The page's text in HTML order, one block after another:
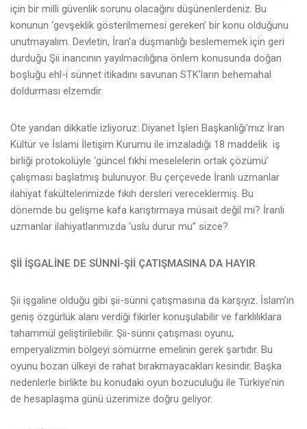
için bir milli güvenlik sorunu olacağını düşünenlerdeniz. Bu
konunun ‘gevşeklik gösterilmemesi gereken’ bir konu olduğunu
unutmayalım. Devletin, İran’a düşmanlığı beslememek için geri
durduğu Şii inancının yayılmacılığına önlem konusunda doğan
boşluğu ehl-i sünnet itikadını savunan STK’ların behemahal
doldurması elzemdir.
Öte yandan dikkatle izliyoruz: Diyanet İşleri Başkanlığı’mız İran
Kültür ve İslami İletişim Kurumu ile imzaladığı 18 maddelik iş
birliği protokolüyle ‘güncel fıkhi meselelerin ortak çözümü’
çalışması başlatmış bulunuyor. Bu çerçevede İranlı uzmanlar
ilahiyat fakültelerimizde fıkıh dersleri vereceklermiş. Bu
dönemde bu gelişme kafa karıştırmaya müsait değil mi? İranlı
uzmanlar ilahiyatlarımızda ‘uslu durur mu” sizce?
Şİİ İŞGALİNE DE SÜNNİ-Şİİ ÇATIŞMASINA DA HAYIR
Şii işgaline olduğu gibi şii-sünni çatışmasına da karşıyız. İslam’ın
geniş özgürlük alanı verdiği fikirler konuşulabilir ve farklılıklara
tahammül geliştirilebilir. Şii-sünni çatışması oyunu,
emperyalizmin bölgeyi sömürme emelinin gerek şartıdır. Bu
oyunu bozan ülkeyi de rahat bırakmayacakları kesindir. Başka
nedenlerle birlikte bu konudaki oyun bozuculuğu ile Türkiye’nin
de hesaplaşma günü üzerimize doğru geliyor.